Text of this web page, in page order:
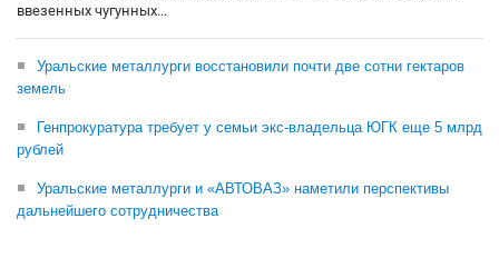
ввезенных чугунных...
Уральские металлурги восстановили почти две сотни гектаров
земель
Генпрокуратура требует у семьи экс-владельца ЮГК еще 5 млрд
рублей
Уральские металлурги и «АВТОВАЗ» наметили перспективы
дальнейшего сотрудничества